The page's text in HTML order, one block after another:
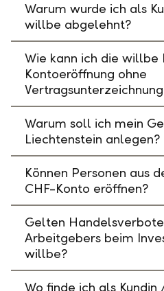
Warum wurde ich als
willbe abgelehnt?
Wie kann ich die willbe
Kontoeröffnung ohne
Warum soll ich mein
Liechtenstein anlegen?
Können Personen aus
CHF-Konto eröffnen?
Gelten
Arbeitgebers beim
willbe?
Wo finde ich als Kundin